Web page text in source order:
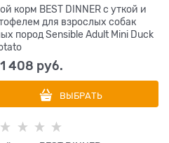
корм BEST DINNER с уткой и
для взрослых собак
пород Sensible Adult Mini Duck
1 408 руб.
ВЫБРАТЬ